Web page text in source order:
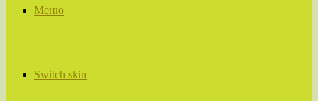
Меню
Switch skin